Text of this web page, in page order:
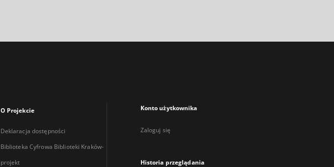
O Projekcie
Deklaracja dostępności
Biblioteka Cyfrowa Biblioteki Kraków-
projekt
Konto użytkownika
Zaloguj się
Historia przeglądania